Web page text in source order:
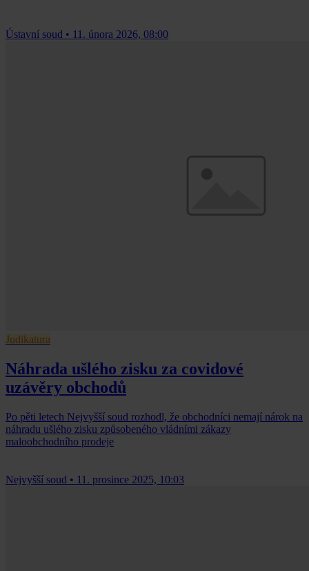
Ústavní soud • 11. února 2026, 08:00
Judikatura
Náhrada ušlého zisku za covidové
uzávěry obchodů
Po pěti letech Nejvyšší soud rozhodl, že obchodníci nemají nárok na
náhradu ušlého zisku způsobeného vládními zákazy
maloobchodního prodeje
Nejvyšší soud • 11. prosince 2025, 10:03